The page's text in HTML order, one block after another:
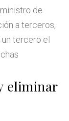
de
a terceros,
tercero el
eliminar